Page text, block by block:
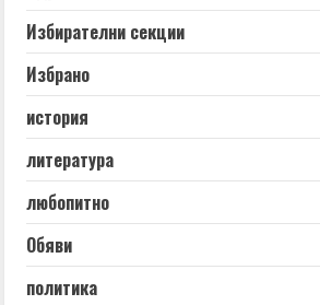
Избирателни секции
Избрано
история
литература
любопитно
Обяви
политика